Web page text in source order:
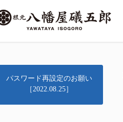
パスワード再設定のお願い
［2022.08.25］